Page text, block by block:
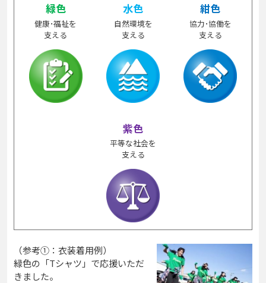
緑色
健康･福祉を
支える
水色
自然環境を
支える
紺色
協力･協働を
支える
紫色
平等な社会を
支える
（参考①：衣装着用例）
緑色の「Tシャツ」で応援いただ
きました。